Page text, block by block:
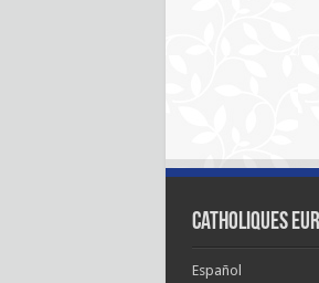
Catholiques
Español